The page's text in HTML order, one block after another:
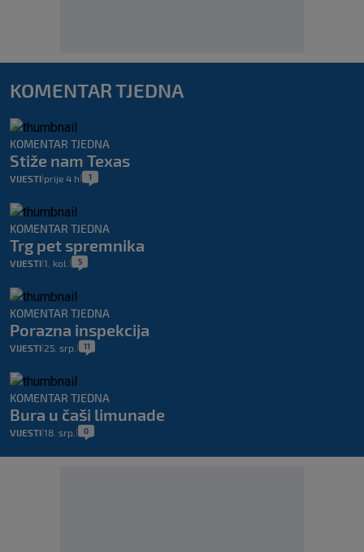
KOMENTAR TJEDNA
KOMENTAR TJEDNA
Stiže nam Texas
VIJESTI prije 4 h 1
KOMENTAR TJEDNA
Trg pet spremnika
VIJESTI 1. kol. 5
KOMENTAR TJEDNA
Porazna inspekcija
VIJESTI 25. srp. 11
KOMENTAR TJEDNA
Bura u čaši limunade
VIJESTI 18. srp. 0